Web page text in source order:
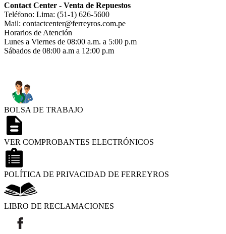
Contact Center - Venta de Repuestos
Teléfono: Lima: (51-1) 626-5600
Mail: contactcenter@ferreyros.com.pe
Horarios de Atención
Lunes a Viernes de 08:00 a.m. a 5:00 p.m
Sábados de 08:00 a.m a 12:00 p.m
BOLSA DE TRABAJO
VER COMPROBANTES ELECTRÓNICOS
POLÍTICA DE PRIVACIDAD DE FERREYROS
LIBRO DE RECLAMACIONES